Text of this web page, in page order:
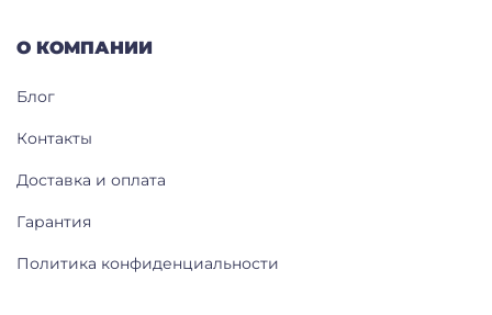
О КОМПАНИИ
Блог
Контакты
Доставка и оплата
Гарантия
Политика конфиденциальности